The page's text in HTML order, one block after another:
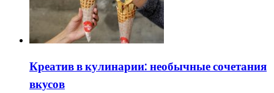
Креатив в кулинарии: необычные сочетания
вкусов